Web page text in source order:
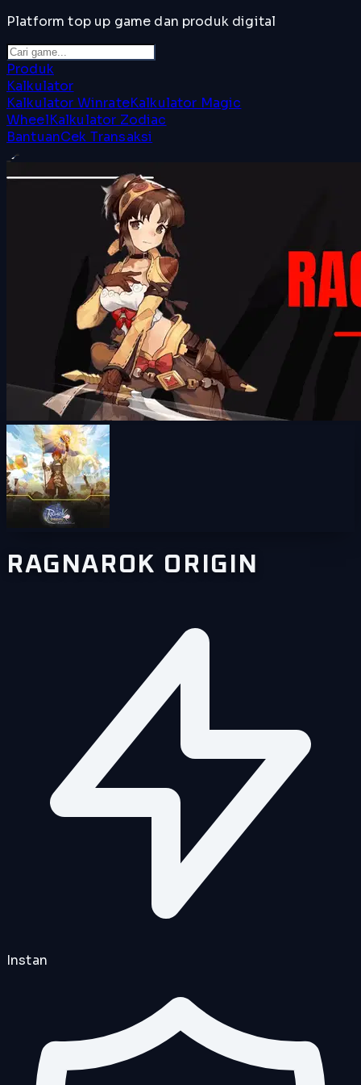
Platform top up game dan produk digital
Produk
Kalkulator
Kalkulator WinrateKalkulator Magic
WheelKalkulator Zodiac
BantuanCek Transaksi
RAGNAROK ORIGIN
Instan